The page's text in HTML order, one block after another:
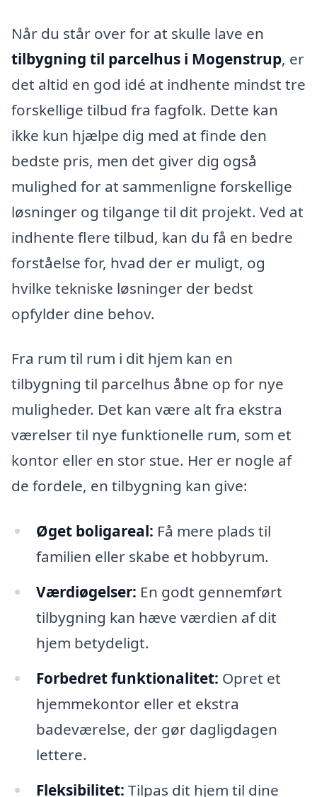
Når du står over for at skulle lave en
tilbygning til parcelhus i Mogenstrup, er
det altid en god idé at indhente mindst tre
forskellige tilbud fra fagfolk. Dette kan
ikke kun hjælpe dig med at finde den
bedste pris, men det giver dig også
mulighed for at sammenligne forskellige
løsninger og tilgange til dit projekt. Ved at
indhente flere tilbud, kan du få en bedre
forståelse for, hvad der er muligt, og
hvilke tekniske løsninger der bedst
opfylder dine behov.
Fra rum til rum i dit hjem kan en
tilbygning til parcelhus åbne op for nye
muligheder. Det kan være alt fra ekstra
værelser til nye funktionelle rum, som et
kontor eller en stor stue. Her er nogle af
de fordele, en tilbygning kan give:
Øget boligareal: Få mere plads til
familien eller skabe et hobbyrum.
Værdiøgelser: En godt gennemført
tilbygning kan hæve værdien af dit
hjem betydeligt.
Forbedret funktionalitet: Opret et
hjemmekontor eller et ekstra
badeværelse, der gør dagligdagen
lettere.
Fleksibilitet: Tilpas dit hjem til dine